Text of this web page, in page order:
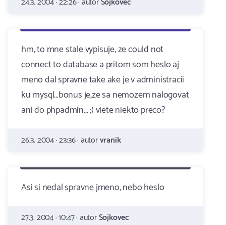
hm, to mne stale vypisuje, ze could not
connect to database a pritom som heslo aj
meno dal spravne take ake je v administracii
ku mysql...bonus je,ze sa nemozem nalogovat
ani do phpadmin... ;( viete niekto preco?
26.3. 2004 · 23:36 · autorvranik
Asi si nedal spravne jmeno, nebo heslo
27.3. 2004 · 10:47 · autorSojkovec